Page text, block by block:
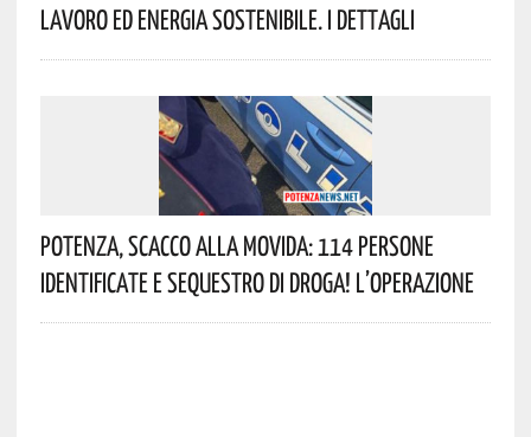
Lavoro Ed Energia Sostenibile. I Dettagli
Potenza, Scacco Alla Movida: 114 Persone
Identificate E Sequestro Di Droga! L’operazione